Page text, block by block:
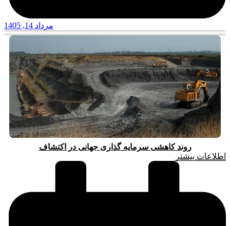
مرداد 14, 1405
روند کاهشی سرمایه گذاری جهانی در اکتشاف
اطلاعات بیشتر